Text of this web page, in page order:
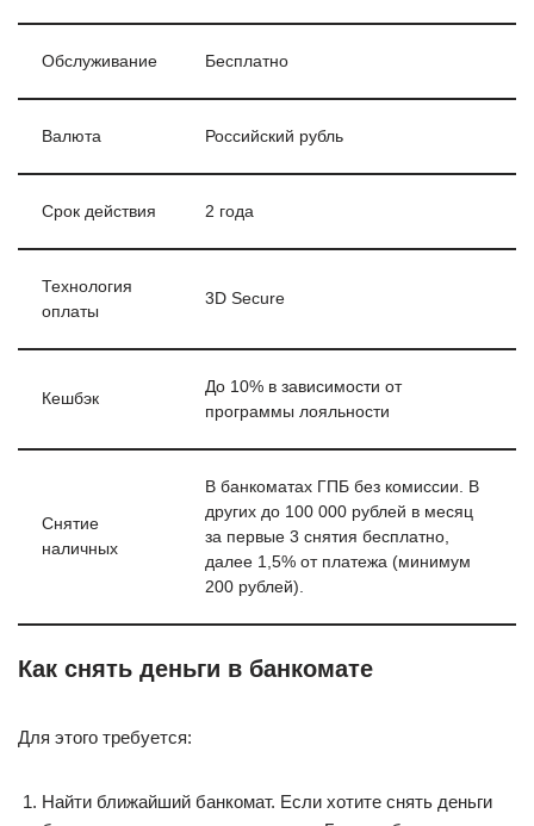
Обслуживание Бесплатно
Валюта Российский рубль
Срок действия 2 года
Технология
оплаты
3D Secure
Кешбэк
До 10% в зависимости от
программы лояльности
Снятие
наличных
В банкоматах ГПБ без комиссии. В
других до 100 000 рублей в месяц
за первые 3 снятия бесплатно,
далее 1,5% от платежа (минимум
200 рублей).
Как снять деньги в банкомате
Для этого требуется:
Найти ближайший банкомат. Если хотите снять деньги